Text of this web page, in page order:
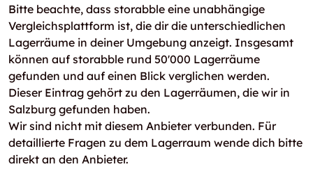
Bitte beachte, dass storabble eine unabhängige
Vergleichsplattform ist, die dir die unterschiedlichen
Lagerräume in deiner Umgebung anzeigt. Insgesamt
können auf storabble rund 50'000 Lagerräume
gefunden und auf einen Blick verglichen werden.
Dieser Eintrag gehört zu den Lagerräumen, die wir in
Salzburg gefunden haben.
Wir sind nicht mit diesem Anbieter verbunden. Für
detaillierte Fragen zu dem Lagerraum wende dich bitte
direkt an den Anbieter.